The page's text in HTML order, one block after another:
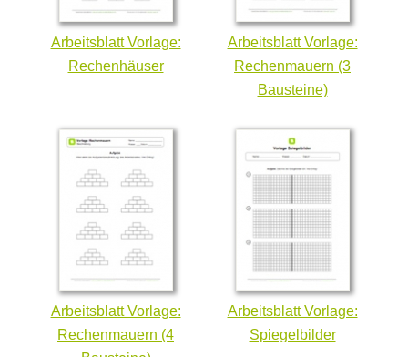
Arbeitsblatt Vorlage:
Rechenhäuser
Arbeitsblatt Vorlage:
Rechenmauern (3
Bausteine)
Arbeitsblatt Vorlage:
Rechenmauern (4
Arbeitsblatt Vorlage:
Spiegelbilder